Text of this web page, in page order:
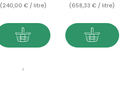
(240,00 € / litre) (658,33 € / litre)